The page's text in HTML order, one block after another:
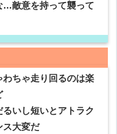
…敵意を持って襲って
ちゃ走り回るのは楽
いし短いとアトラク
ス大変だ